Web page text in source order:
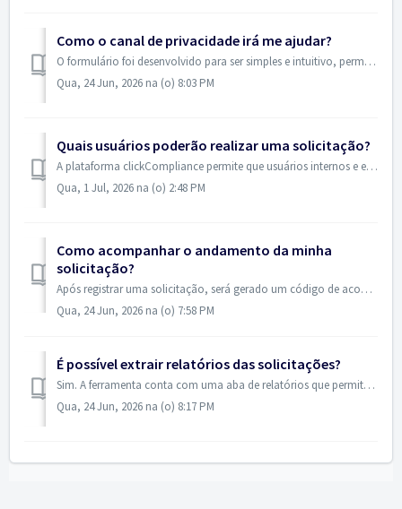
Como o canal de privacidade irá me ajudar?
O formulário foi desenvolvido para ser simples e intuitivo, permitindo que qualquer pessoa exerça seus direitos de forma rápida, prática e acessível. Apó...
Qua, 24 Jun, 2026 na (o) 8:03 PM
Quais usuários poderão realizar uma solicitação?
A plataforma clickCompliance permite que usuários internos e externos realizem solicitações de forma simples, segura e eficiente.
Qua, 1 Jul, 2026 na (o) 2:48 PM
Como acompanhar o andamento da minha
solicitação?
Após registrar uma solicitação, será gerado um código de acompanhamento. Com esse código, você poderá consultar o andamento e o status do seu relato a qua...
Qua, 24 Jun, 2026 na (o) 7:58 PM
É possível extrair relatórios das solicitações?
Sim. A ferramenta conta com uma aba de relatórios que permite ao responsável gerar planilhas em Excel com as informações das denúncias registradas. Dessa ...
Qua, 24 Jun, 2026 na (o) 8:17 PM